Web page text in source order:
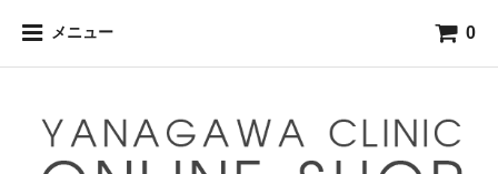
メニュー 0